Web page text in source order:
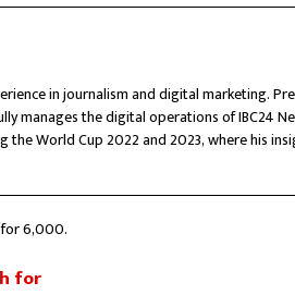
in journalism and digital marketing.
manages the digital operations of IBC24
World Cup 2022 and 2023, where his
political figures, including the Chief Minister
₹6,000.
for